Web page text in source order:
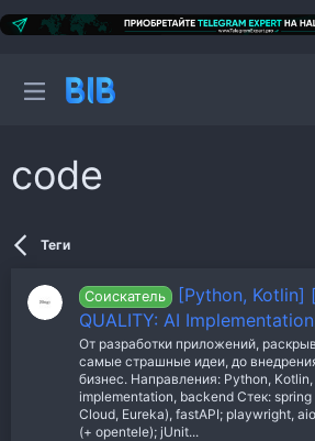
code
Теги
Соискатель
[Python, Kotlin]
QUALITY: AI
От разработки приложений,
самые страшные идеи, до
бизнес. Направления: Python,
implementation, backend Стек: spring
Cloud, Eureka), fastAPI; playwright,
(+ opentele); jUnit...